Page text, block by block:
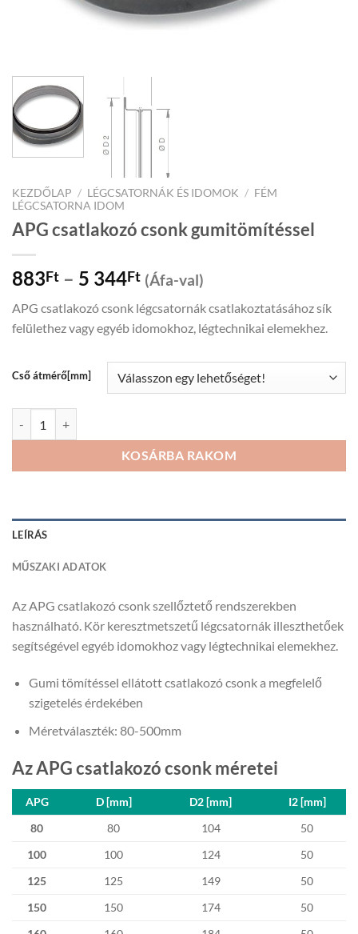
KEZDŐLAP / LÉGCSATORNÁK ÉS IDOMOK / FÉM
LÉGCSATORNA IDOM
APG csatlakozó csonk gumitömítéssel
883Ft – 5 344FtPrice
range:
883Ft
through
344Ft
(Áfa-val)
APG csatlakozó csonk légcsatornák csatlakoztatásához sík
felülethez vagy egyéb idomokhoz, légtechnikai elemekhez.
Cső átmérő[mm]
KOSÁRBA RAKOM
LEÍRÁS
MŰSZAKI ADATOK
Az APG csatlakozó csonk szellőztető rendszerekben
használható. Kör keresztmetszetű légcsatornák illeszthetőek
segítségével egyéb idomokhoz vagy légtechnikai elemekhez.
Gumi tömítéssel ellátott csatlakozó csonk a megfelelő
szigetelés érdekében
Méretválaszték: 80-500mm
Az APG csatlakozó csonk méretei
80 80 104
50
100
100 124
50
125
125 149
50
150
150 174
50
APG D [mm] D2 [mm] I2 [mm]